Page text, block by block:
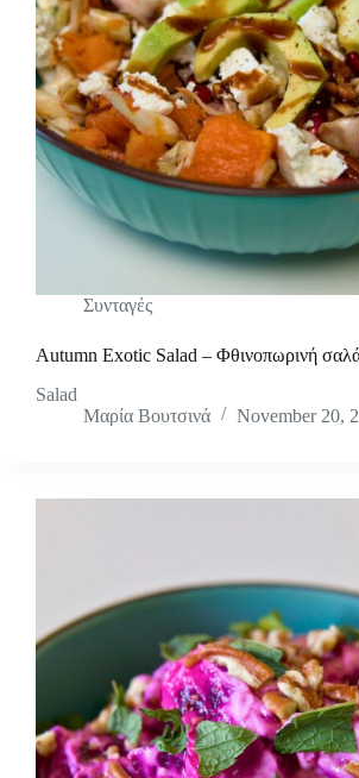
Συνταγές
Autumn Exotic Salad – Φθινοπωρινή
Salad
Μαρία Βουτσινά
November 20,